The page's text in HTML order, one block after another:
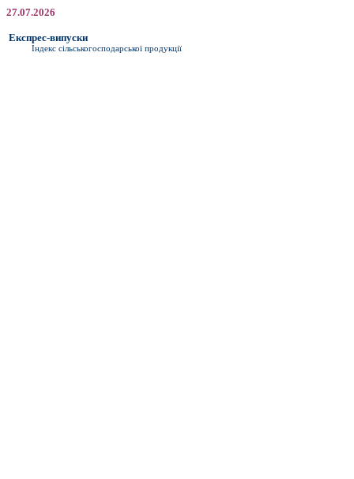
27.07.2026
Експрес-випуски
Індекс сільськогосподарської продукції